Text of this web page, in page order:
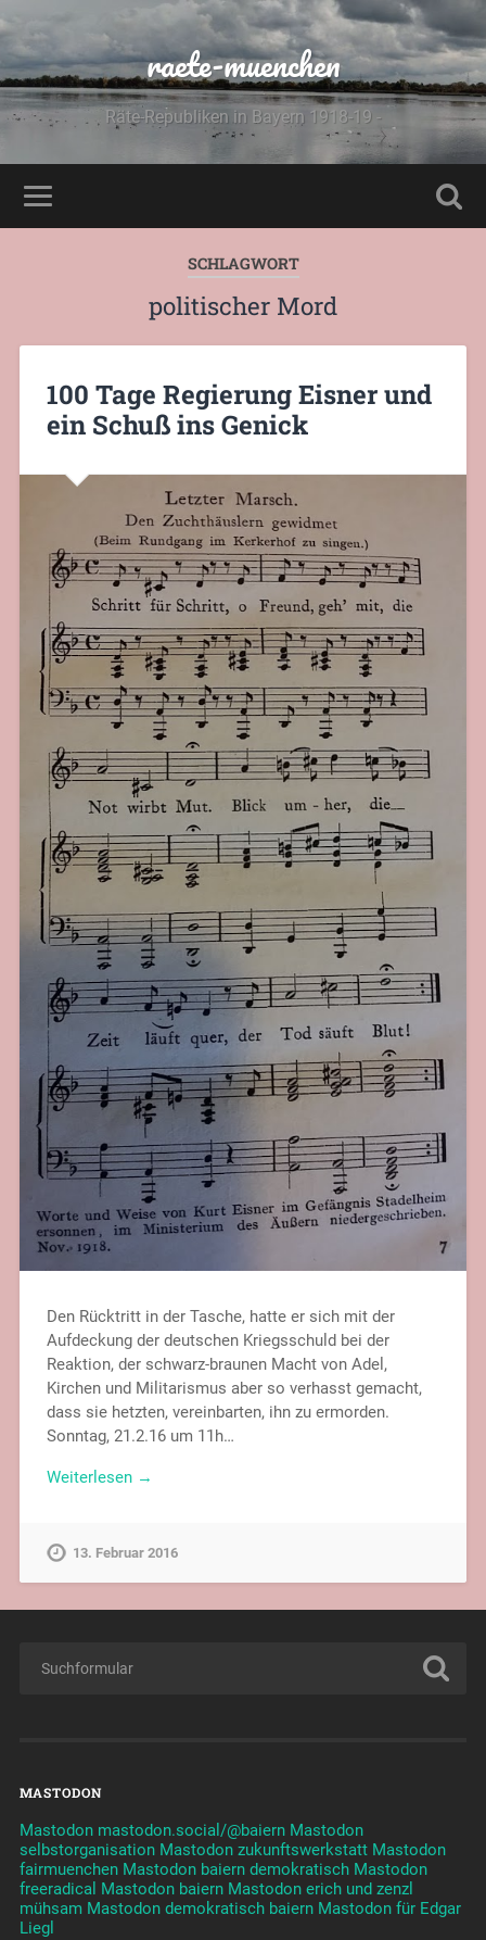
raete-muenchen
Räte-Republiken in Bayern 1918-19 -
SCHLAGWORT
politischer Mord
100 Tage Regierung Eisner und
ein Schuß ins Genick
Den Rücktritt in der Tasche, hatte er sich mit der
Aufdeckung der deutschen Kriegsschuld bei der
Reaktion, der schwarz-braunen Macht von Adel,
Kirchen und Militarismus aber so verhasst gemacht,
dass sie hetzten, vereinbarten, ihn zu ermorden.
Sonntag, 21.2.16 um 11h…
Weiterlesen →
13. Februar 2016
MASTODON
Mastodon mastodon.social/@baiern Mastodon
selbstorganisation Mastodon zukunftswerkstatt Mastodon
fairmuenchen Mastodon baiern demokratisch Mastodon
freeradical Mastodon baiern Mastodon erich und zenzl
mühsam Mastodon demokratisch baiern Mastodon für Edgar
Liegl